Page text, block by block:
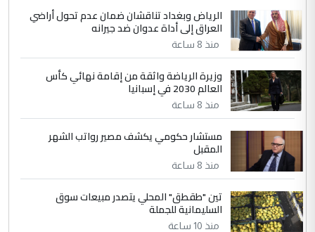
الرياض وبغداد تناقشان ضمان عدم تحول أراضي
العراق إلى أداة عدوان ضد جيرانه
منذ 8 ساعة
وزيرة الرياضة واثقة من إقامة نهائي كأس
العالم 2030 في إسبانيا
منذ 8 ساعة
مستشار حكومي يكشف مصير رواتب الشهر
المقبل
منذ 8 ساعة
تين "طقطق" المحلي يتصدر مبيعات سوق
السليمانية للجملة
منذ 10 ساعة